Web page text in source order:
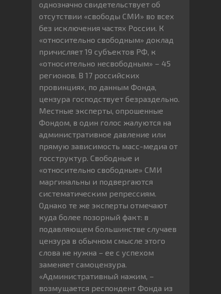
однозначно свидетельствует об
отсутствии «свободы СМИ» во всех
без исключения частях России. К
«относительно свободным» доклад
причисляет 19 субъектов РФ, к
«относительно несвободным» – 45
регионов. В 17 российских
провинциях, по данным Фонда,
цензура господствует безраздельно.
Местные эксперты, опрошенные
Фондом, в один голос жалуются на
административное давление или
прямую зависимость масс-медиа от
госструктур. Свободные и
«относительно свободные» СМИ
маргинальны и подвергаются
систематическим репрессиям.
Однако те же эксперты отмечают
куда более позорный факт: в
подавляющем большинстве случаев
цензура в обычном смысле этого
слова не нужна – ее с успехом
заменяет самоцензура.
«Административный нажим, –
возмущается респондент Фонда из